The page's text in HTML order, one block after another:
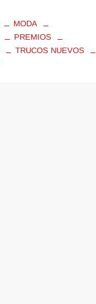
MODA
PREMIOS
TRUCOS NUEVOS